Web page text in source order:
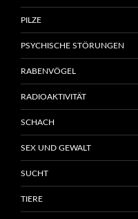
PILZE
PSYCHISCHE STÖRUNGEN
RABENVÖGEL
RADIOAKTIVITÄT
SCHACH
SEX UND GEWALT
SUCHT
TIERE